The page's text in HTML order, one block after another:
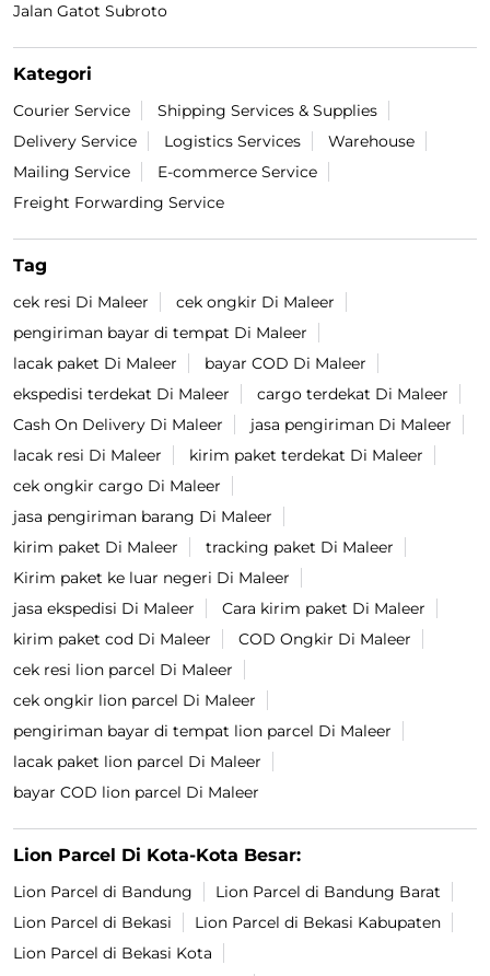
Jalan Gatot Subroto
Kategori
Courier Service
Shipping Services & Supplies
Delivery Service
Logistics Services
Warehouse
Mailing Service
E-commerce Service
Freight Forwarding Service
Tag
cek resi Di Maleer
cek ongkir Di Maleer
pengiriman bayar di tempat Di Maleer
lacak paket Di Maleer
bayar COD Di Maleer
ekspedisi terdekat Di Maleer
cargo terdekat Di Maleer
Cash On Delivery Di Maleer
jasa pengiriman Di Maleer
lacak resi Di Maleer
kirim paket terdekat Di Maleer
cek ongkir cargo Di Maleer
jasa pengiriman barang Di Maleer
kirim paket Di Maleer
tracking paket Di Maleer
Kirim paket ke luar negeri Di Maleer
jasa ekspedisi Di Maleer
Cara kirim paket Di Maleer
kirim paket cod Di Maleer
COD Ongkir Di Maleer
cek resi lion parcel Di Maleer
cek ongkir lion parcel Di Maleer
pengiriman bayar di tempat lion parcel Di Maleer
lacak paket lion parcel Di Maleer
bayar COD lion parcel Di Maleer
Lion Parcel Di Kota-Kota Besar:
Lion Parcel di Bandung
Lion Parcel di Bandung Barat
Lion Parcel di Bekasi
Lion Parcel di Bekasi Kabupaten
Lion Parcel di Bekasi Kota